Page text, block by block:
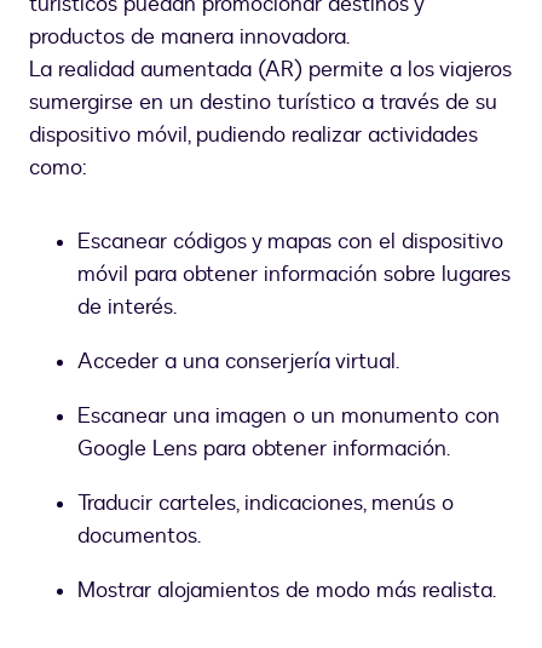
productos de manera innovadora.
La realidad aumentada (AR) permite a los viajeros
sumergirse en un destino turístico a través de su
dispositivo móvil, pudiendo realizar actividades
como:
Escanear códigos y mapas con el dispositivo
móvil para obtener información sobre lugares
de interés.
Acceder a una conserjería virtual.
Escanear una imagen o un monumento con
Google Lens para obtener información.
Traducir carteles, indicaciones, menús o
documentos.
Mostrar alojamientos de modo más realista.